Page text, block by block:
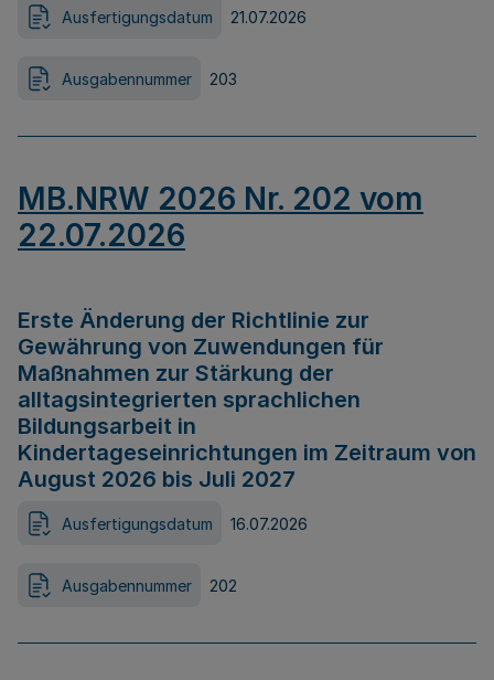
Ausfertigungsdatum 21.07.2026
Ausgabennummer 203
MB.NRW 2026 Nr. 202 vom
22.07.2026
Erste Änderung der Richtlinie zur
Gewährung von Zuwendungen für
Maßnahmen zur Stärkung der
alltagsintegrierten sprachlichen
Bildungsarbeit in
Kindertageseinrichtungen im Zeitraum von
August 2026 bis Juli 2027
Ausfertigungsdatum 16.07.2026
Ausgabennummer 202